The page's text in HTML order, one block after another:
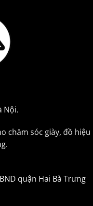
Nội.
chăm sóc giày, đồ hiệu
quận Hai Bà Trưng